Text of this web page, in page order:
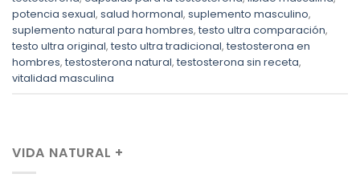
potencia sexual, salud hormonal, suplemento masculino,
suplemento natural para hombres, testo ultra comparación,
testo ultra original, testo ultra tradicional, testosterona en
hombres, testosterona natural, testosterona sin receta,
vitalidad masculina
VIDA NATURAL +